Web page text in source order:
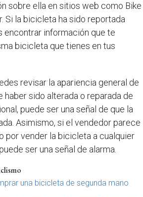
sobre ella en sitios web como Bike
Si la bicicleta ha sido reportada
encontrar información que te
bicicleta que tienes en tus
revisar la apariencia general de
haber sido alterada o reparada de
puede ser una señal de que la
Asimismo, si el vendedor parece
por vender la bicicleta a cualquier
ser una señal de alarma.
una bicicleta de segunda mano